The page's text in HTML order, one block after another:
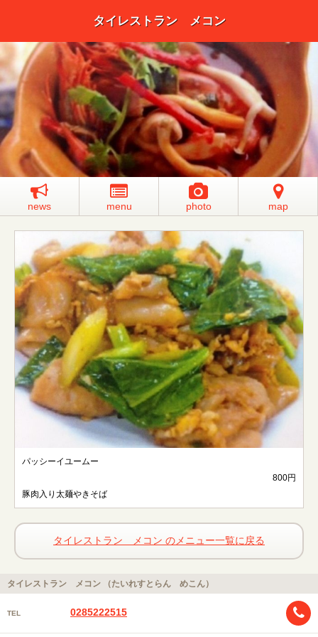
タイレストラン メコン
news menu photo map
パッシーイユームー
800円
豚肉入り太麺やきそば
タイレストラン メコン のメニュー一覧に戻る
タイレストラン メコン （たいれすとらん めこん）
TEL 0285222515